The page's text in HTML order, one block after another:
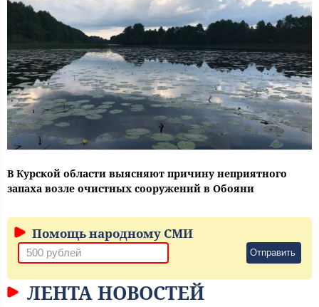
В Курской области выясняют причину неприятного
запаха возле очистных сооружений в Обояни
Помощь народному СМИ
Отправить
ЛЕНТА НОВОСТЕЙ